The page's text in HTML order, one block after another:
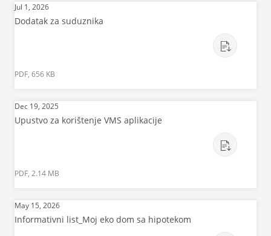
Jul 1, 2026
Dodatak za suduznika
PDF, 656 KB
Dec 19, 2025
Upustvo za korištenje VMS aplikacije
PDF, 2.14 MB
May 15, 2026
Informativni list_Moj eko dom sa hipotekom